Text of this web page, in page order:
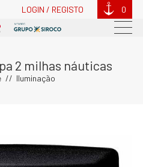
LOGIN / REGISTO 0
2 milhas náuticas
Iluminação